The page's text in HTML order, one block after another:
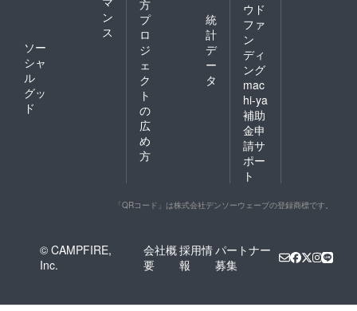
ン
ス
ソー
シャ
ル
グッ
ド
方
プ
ロ
ジ
ェ
ク
ト
の
広
め
方
統
計
デ
ー
タ
ウド
ファ
ン
ディ
ング
mac
hi-ya
補助
金申
請サ
ポー
ト
「QRコード」は株式会社デンソーウェーブの登録商標です。
© CAMPFIRE,
Inc.
会社概
要
採用情
報
パートナー
募集